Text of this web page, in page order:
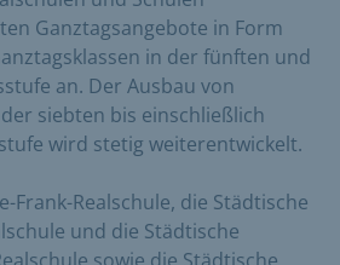
Ganztagsangebote in Form
in der fünften und
an. Der Ausbau von
siebten bis einschließlich
wird stetig weiterentwickelt.
Frank-Realschule, die Städtische
und die Städtische